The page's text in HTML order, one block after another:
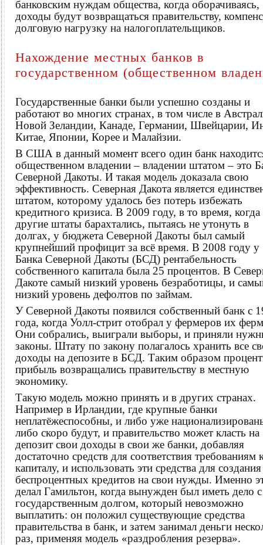
банковским нуждам общества, когда оборачиваясь,
доходы будут возвращаться правительству,
долговую нагрузку на налогоплательщиков.
Нахождение местных банков в
государственном (общественном
Государственные банки были успешно созданы и
работают во многих странах, в том числе в
Новой Зеландии, Канаде, Германии, Швейцарии,
Китае, Японии, Корее и Малайзии.
В США в данный момент всего один банк
общественном владении – владении штатом – это
Северной Дакоты. И такая модель доказала свою
эффективность. Северная Дакота является
штатом, которому удалось без потерь избежать
кредитного кризиса. В 2009 году, в то время, когда
другие штаты барахтались, пытаясь не утонуть в
долгах, у бюджета Северной Дакоты был самый
крупнейший профицит за всё время. В 2008 году у
Банка Северной Дакоты (БСД) рентабельность
собственного капитала была 25 процентов. В
Дакоте самый низкий уровень безработицы, и
низкий уровень дефолтов по займам.
У Северной Дакоты появился собственный банк с
года, когда Уолл-стрит отобрал у фермеров их
Они собрались, выиграли выборы, и приняли
законы. Штату по закону полагалось хранить все
доходы на депозите в БСД. Таким образом
прибыль возвращались правительству в местную
экономику.
Такую модель можно принять и в других странах.
Например в Ирландии, где крупные банки
неплатёжеспособны, и либо уже
либо скоро будут, и правительство может класть на
депозит свои доходы в свои же банки, добавляя
достаточно средств для соответствия требованиям
капиталу, и использовать эти средства для создания
беспроцентных кредитов на свои нужды. Именно
делал Гамильтон, когда вынужден был иметь дело с
государственным долгом, который невозможно
выплатить: он положил существующие средства
правительства в банк, и затем занимал деньги
раз, применяя модель «раздробления резерва».